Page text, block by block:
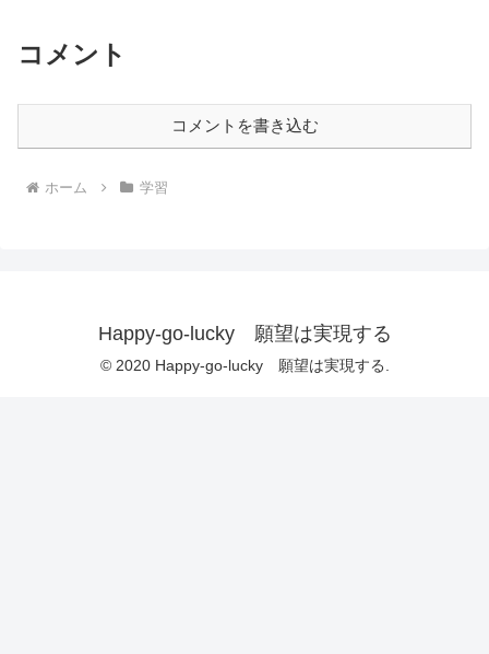
コメント
コメントを書き込む
ホーム 学習
Happy-go-lucky 願望は実現する
© 2020 Happy-go-lucky 願望は実現する.